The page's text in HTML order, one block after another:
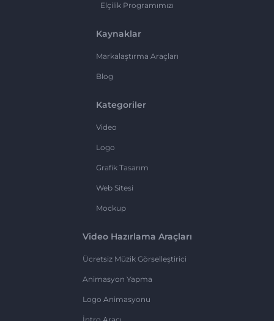
Elçilik Programımızı
Kaynaklar
Markalaştırma Araçları
Blog
Kategoriler
Video
Logo
Grafik Tasarım
Web Sitesi
Mockup
Video Hazırlama Araçları
Ücretsiz Müzik Görselleştirici
Animasyon Yapma
Logo Animasyonu